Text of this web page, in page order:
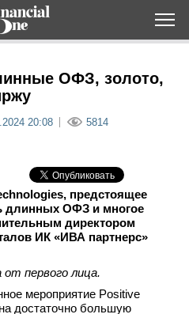
ОФЗ, золото,
20:08 5814
предстоящее
длинных ОФЗ и многое
директором
ИК «ИВА партнерс»
первого лица.
мероприятие Positive
достаточно большую